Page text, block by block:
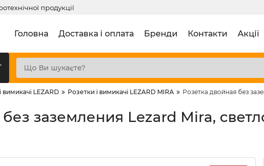
продукції
Головна Доставка і оплата Бренди Контакти Акції
вимикачі LEZARD Розетки і вимикачі LEZARD MIRA Розетка двойная без
заземления Lezard Mira,